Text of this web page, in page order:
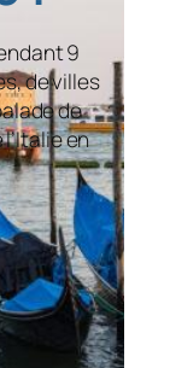
9
de villes
de
en